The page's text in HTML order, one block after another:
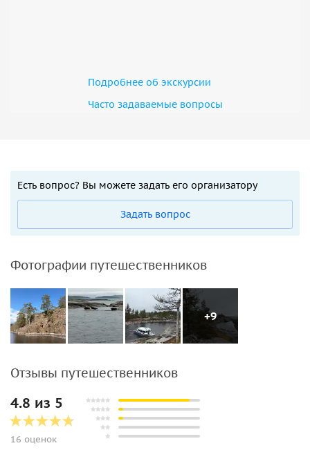
Подробнее об экскурсии
Часто задаваемые вопросы
Есть вопрос? Вы можете задать его организатору
Задать вопрос
Фотографии путешественников
+9
Отзывы путешественников
4.8 из 5
16 оценок